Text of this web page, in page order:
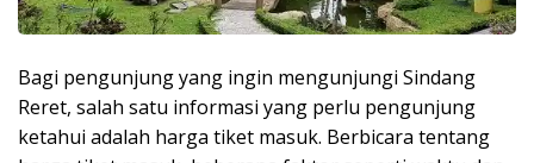
Bagi pengunjung yang ingin mengunjungi Sindang
Reret, salah satu informasi yang perlu pengunjung
ketahui adalah harga tiket masuk. Berbicara tentang